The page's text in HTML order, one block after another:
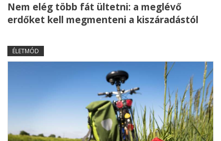
Nem elég több fát ültetni: a meglévő
erdőket kell megmenteni a kiszáradástól
ÉLETMÓD